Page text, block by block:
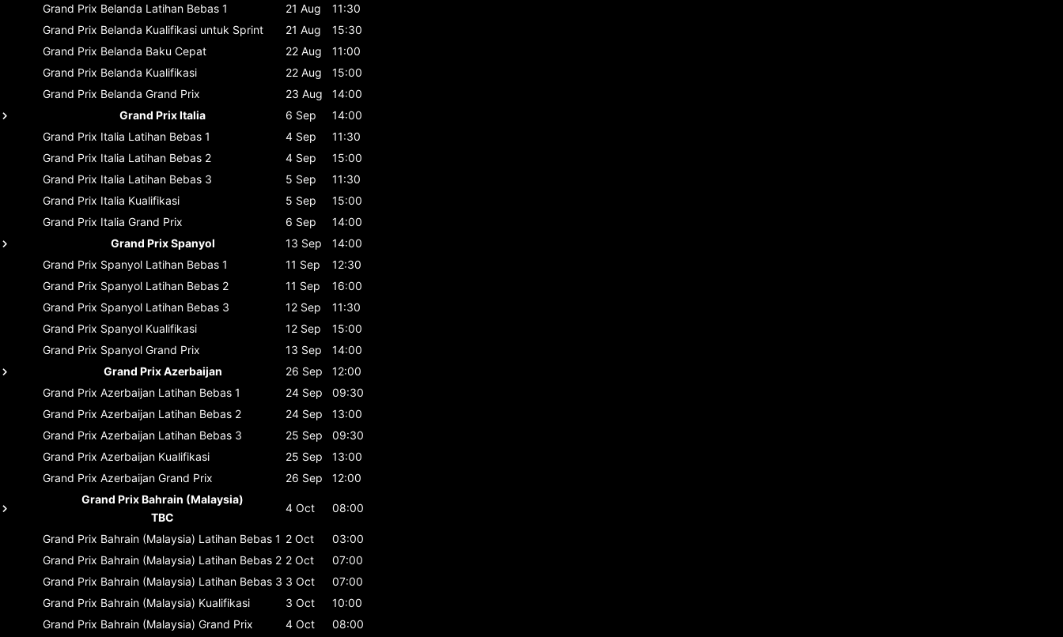
Grand Prix Belanda Latihan Bebas 1 21 Aug
11:30
Grand Prix Belanda Kualifikasi untuk Sprint 21 Aug
15:30
Grand Prix Belanda Baku Cepat 22 Aug
11:00
Grand Prix Belanda Kualifikasi 22 Aug
15:00
Grand Prix Belanda Grand Prix 23 Aug
14:00
Grand Prix Italia
6 Sep
14:00
Grand Prix Italia Latihan Bebas 1 4 Sep
11:30
Grand Prix Italia Latihan Bebas 2 4 Sep
15:00
Grand Prix Italia Latihan Bebas 3 5 Sep
11:30
Grand Prix Italia Kualifikasi 5 Sep
15:00
Grand Prix Italia Grand Prix 6 Sep
14:00
Grand Prix Spanyol
13 Sep
14:00
Grand Prix Spanyol Latihan Bebas 1 11 Sep
12:30
Grand Prix Spanyol Latihan Bebas 2 11 Sep
16:00
Grand Prix Spanyol Latihan Bebas 3 12 Sep
11:30
Grand Prix Spanyol Kualifikasi 12 Sep
15:00
Grand Prix Spanyol Grand Prix 13 Sep
14:00
Grand Prix Azerbaijan
26 Sep
12:00
Grand Prix Azerbaijan Latihan Bebas 1 24 Sep
09:30
Grand Prix Azerbaijan Latihan Bebas 2 24 Sep
13:00
Grand Prix Azerbaijan Latihan Bebas 3 25 Sep
09:30
Grand Prix Azerbaijan Kualifikasi 25 Sep
13:00
Grand Prix Azerbaijan Grand Prix 26 Sep
12:00
Grand Prix Bahrain (Malaysia)
TBC
4 Oct 08:00
Grand Prix Bahrain (Malaysia) Latihan Bebas 1 2 Oct
03:00
Grand Prix Bahrain (Malaysia) Latihan Bebas 2 2 Oct
07:00
Grand Prix Bahrain (Malaysia) Latihan Bebas 3 3 Oct
07:00
Grand Prix Bahrain (Malaysia) Kualifikasi 3 Oct
10:00
Grand Prix Bahrain (Malaysia) Grand Prix 4 Oct
08:00